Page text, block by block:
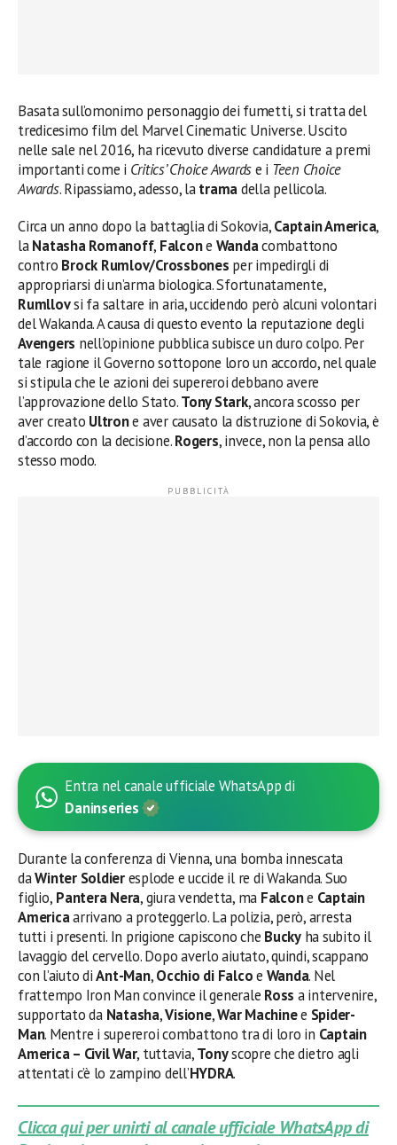
Basata sull’omonimo personaggio dei fumetti, si tratta del
tredicesimo film del Marvel Cinematic Universe. Uscito
nelle sale nel 2016, ha ricevuto diverse candidature a premi
importanti come i Critics’ Choice Awardse i Teen Choice
Awards. Ripassiamo, adesso, latramadella pellicola.
Circa un anno dopo la battaglia di Sokovia,Captain America,
laNatasha Romanoff, Falcone Wandacombattono
contro Brock Rumlov/Crossbones per impedirgli di
appropriarsi di un’arma biologica. Sfortunatamente,
Rumllovsi fa saltare in aria, uccidendo però alcuni volontari
del Wakanda. A causa di questo evento la reputazione degli
Avengers nell’opinione pubblica subisce un duro colpo. Per
tale ragione il Governo sottopone loro un accordo, nel quale
si stipula che le azioni dei supereroi debbano avere
l’approvazione dello Stato.Tony Stark, ancora scosso per
aver creato Ultrone aver causato la distruzione di Sokovia, è
d’accordo con la decisione.Rogers, invece, non la pensa allo
stesso modo.
Entra nel canale ufficiale WhatsApp di
Daninseries
Durante la conferenza di Vienna, una bomba innescata
daWinter Soldieresplode e uccide il re di Wakanda. Suo
figlio, Pantera Nera, giura vendetta, ma Falcone Captain
Americaarrivano a proteggerlo. La polizia, però, arresta
tutti i presenti. In prigione capiscono che Buckyha subito il
lavaggio del cervello. Dopo averlo aiutato, quindi, scappano
con l’aiuto diAnt-Man,Occhio di Falcoe Wanda. Nel
frattempo Iron Man convince il generale Ross a intervenire,
supportato da Natasha,Visione,War Machinee Spider-
Man. Mentre i supereroi combattono tra di loro in Captain
America – Civil War, tuttavia,Tonyscopre che dietro agli
attentati c’è lo zampino dell’HYDRA.
Clicca qui per unirti al canale ufficiale WhatsApp di